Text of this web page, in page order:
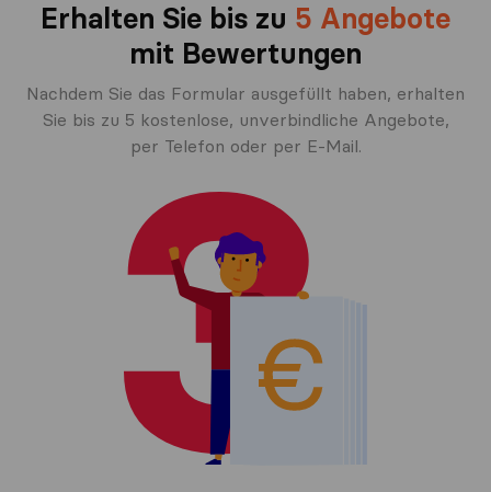
Erhalten Sie bis zu 5 Angebote
mit Bewertungen
Nachdem Sie das Formular ausgefüllt haben, erhalten
Sie bis zu 5 kostenlose, unverbindliche Angebote,
per Telefon oder per E-Mail.